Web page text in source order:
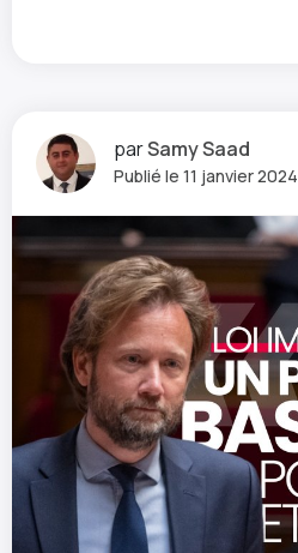
parSamy Saad
Publié le 11 janvier 2024